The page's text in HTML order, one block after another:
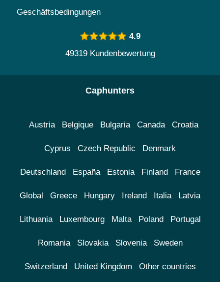
Geschäftsbedingungen
4.9
49319 Kundenbewertung
Caphunters
Austria Belgique Bulgaria Canada Croatia
Cyprus Czech Republic Denmark
Deutschland España Estonia Finland France
Global Greece Hungary Ireland Italia Latvia
Lithuania Luxembourg Malta Poland Portugal
Romania Slovakia Slovenia Sweden
Switzerland United Kingdom Other countries